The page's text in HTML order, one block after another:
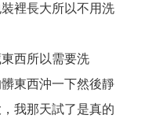
裡長大所以不用洗
西所以需要洗
東西沖一下然後靜
我那天試了是真的